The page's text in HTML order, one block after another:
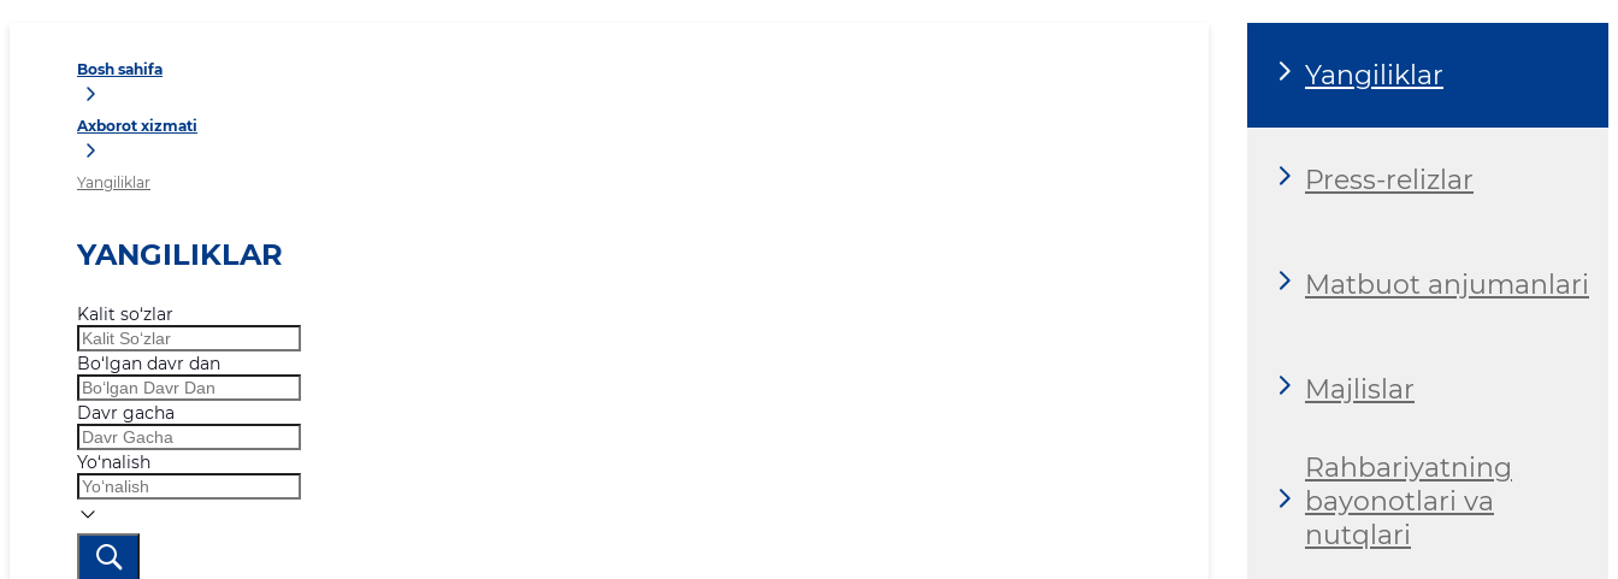
Bosh sahifa
Axborot xizmati
Yangiliklar
YANGILIKLAR
Kalit so‘zlar
Bo‘lgan davr dan
Davr gacha
Yo‘nalish
Yangiliklar
Press-relizlar
Matbuot anjumanlari
Majlislar
Rahbariyatning
bayonotlari va
nutqlari